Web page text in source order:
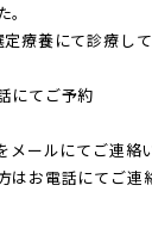
療養にて診療して
にてご予約
メールにてご連絡
はお電話にてご連